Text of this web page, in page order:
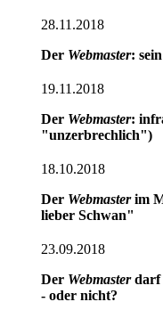
28.11.2018
Der Webmaster:
19.11.2018
Der Webmaster:
"unzerbrechlich")
18.10.2018
Der Webmasterim
lieber Schwan"
23.09.2018
Der Webmasterdarf
- oder nicht?